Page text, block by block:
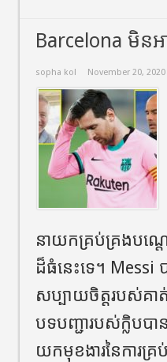
Barcelona មិនអ
sopha kol November 20, 2020
នាយកគ្រប់គ្រងបណ្តោ
ដ៏ធំនេះទេ។ Messi
សប្បាយចិត្តរបស់គ
បទបញ្ជារបស់ក្លិបប
យកមុខងារនៃការគ្